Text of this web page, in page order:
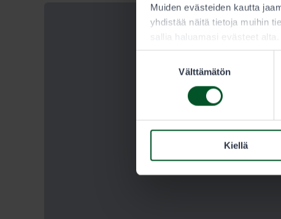
Muiden evästeiden kautta
yhdistää näitä tietoja muihin
sallia haluamasi evästeet alta.
Välttämätön
Kiellä